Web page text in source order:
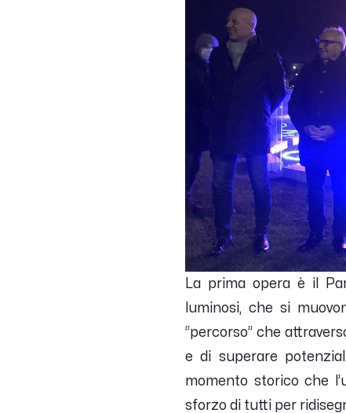
La prima opera è il
luminosi, che si
“percorso” che
e di superare
momento storico che
sforzo di tutti per